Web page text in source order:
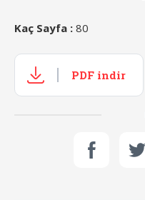
Kaç Sayfa : 80
PDF indir